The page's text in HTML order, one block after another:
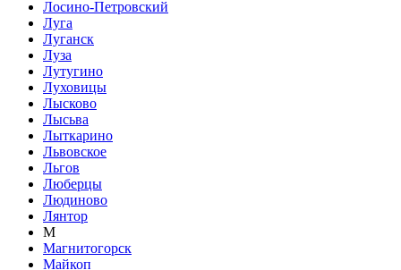
Лосино-Петровский
Луга
Луганск
Луза
Лутугино
Луховицы
Лысково
Лысьва
Лыткарино
Львовское
Льгов
Люберцы
Людиново
Лянтор
М
Магнитогорск
Майкоп